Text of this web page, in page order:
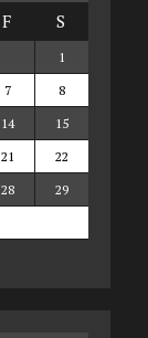
F S
1
7
8
14
15
21
22
28
29